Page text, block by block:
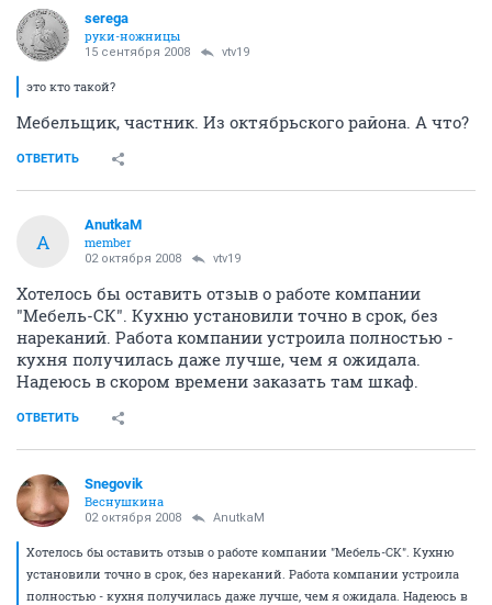
serega
руки-ножницы
15 сентября 2008 vtv19
это кто такой?
Мебельщик, частник. Из октябрьского района. А что?
ОТВЕТИТЬ
A
AnutkaM
member
02 октября 2008 vtv19
Хотелось бы оставить отзыв о работе компании
"Мебель-СК". Кухню установили точно в срок, без
нареканий. Работа компании устроила полностью -
кухня получилась даже лучше, чем я ожидала.
Надеюсь в скором времени заказать там шкаф.
ОТВЕТИТЬ
Snegovik
Веснушкина
02 октября 2008 AnutkaM
Хотелось бы оставить отзыв о работе компании "Мебель-СК". Кухню
установили точно в срок, без нареканий. Работа компании устроила
полностью - кухня получилась даже лучше, чем я ожидала. Надеюсь в